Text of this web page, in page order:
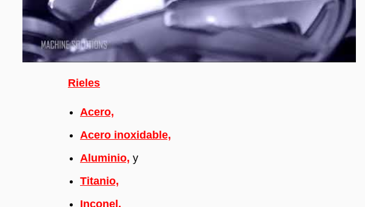
Rieles
Acero,
Acero inoxidable,
Aluminio, y
Titanio,
Inconel.